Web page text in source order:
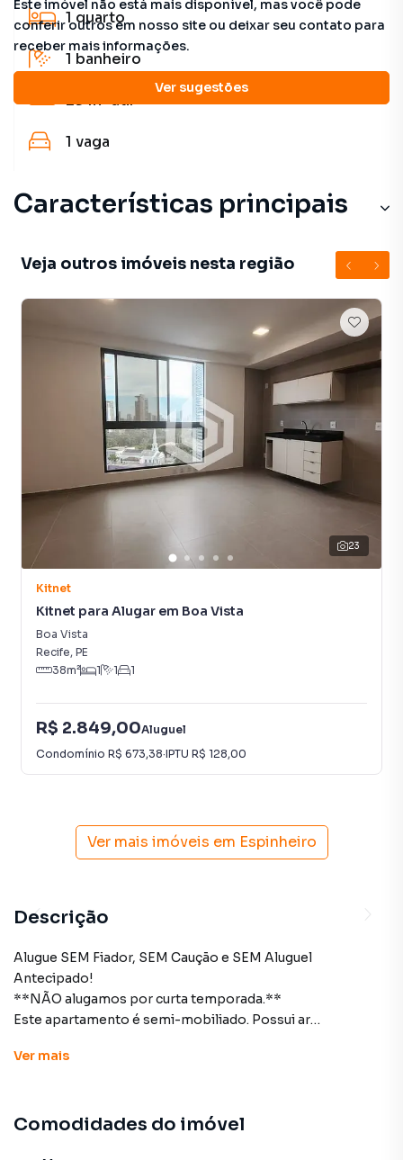
Este imóvel não está mais disponível, mas você pode
conferir outros em nosso site ou deixar seu contato para
receber mais informações.
Ver sugestões
1 quarto
1 banheiro
29 m²útil
1 vaga
Características principais
Veja outros imóveis nesta região
23
Kitnet
Kitnet para Alugar em Boa Vista
Boa Vista
Recife, PE
38m² 1 1 1
R$ 2.849,00Aluguel
Condomínio R$ 673,38·IPTU R$ 128,00
Ver mais imóveis em Espinheiro
Descrição
Alugue SEM Fiador, SEM Caução e SEM Aluguel
Antecipado!
**NÃO alugamos por curta temporada.**
Este apartamento é semi-mobiliado. Possui ar
do Espinheiro, em andar alto, com excelente ventilação e
confortável, seguro e com uma localização privilegiada.
Ver mais
Comodidades do imóvel